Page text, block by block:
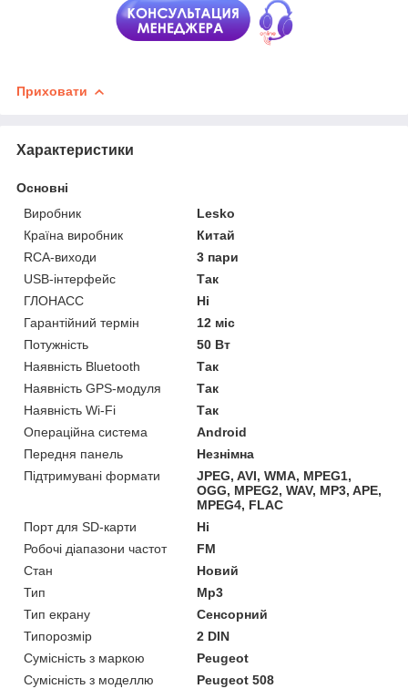
Приховати
Характеристики
Основні
Виробник
Lesko
Країна виробник
Китай
RCA-виходи
3 пари
USB-інтерфейс
Так
ГЛОНАСС
Ні
Гарантійний термін
12 міс
Потужність
50 Вт
Наявність Bluetooth
Так
Наявність GPS-модуля
Так
Наявність Wi-Fi
Так
Операційна система
Android
Передня панель
Незнімна
Підтримувані формати
JPEG, AVI, WMA, MPEG1,
OGG, MPEG2, WAV, MP3, APE,
MPEG4, FLAC
Порт для SD-карти
Ні
Робочі діапазони частот
FM
Стан
Новий
Тип
Mp3
Тип екрану
Сенсорний
Типорозмір
2 DIN
Сумісність з маркою
Peugeot
Сумісність з моделлю
Peugeot 508